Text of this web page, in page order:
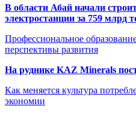
В области Абай начали
электростанции за 759 млрд
Профессиональное
перспективы развития
На руднике KAZ Minerals
Как меняется культура
экономии